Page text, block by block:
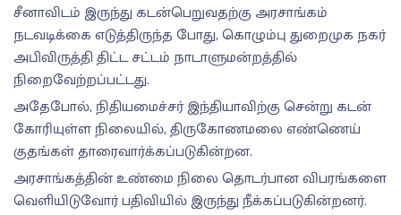
சீனாவிடம் இருந்து கடன்பெறுவதற்கு அரசாங்கம்
நடவடிக்கை எடுத்திருந்த போது, கொழும்பு துறைமுக நகர்
அபிவிருத்தி திட்ட சட்டம் நாடாளுமன்றத்தில்
நிறைவேற்றப்பட்டது.
அதேபோல், நிதியமைச்சர் இந்தியாவிற்கு சென்று கடன்
கோரியுள்ள நிலையில், திருகோணமலை எண்ணெய்
குதங்கள் தாரைவார்க்கப்படுகின்றன.
அரசாங்கத்தின் உண்மை நிலை தொடர்பான விபரங்களை
வெளியிடுவோர் பதிவியில் இருந்து நீக்கப்படுகின்றனர்.